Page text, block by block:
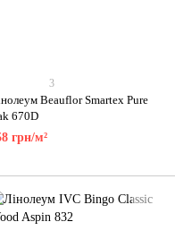
3
Beauflor Smartex Pure
670D
грн/м²